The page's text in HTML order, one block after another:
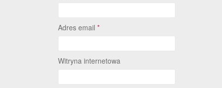
Adres email *
Witryna internetowa